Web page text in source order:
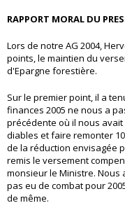
RAPPORT MORAL DU
Lors de notre AG 2004,
points, le maintien du
d'Epargne forestière.
Sur le premier point, il a
finances 2005 ne nous a
précédente où il nous
diables et faire remonter
de la réduction envisagée
remis le versement
monsieur le Ministre. Nous
pas eu de combat pour
de même.